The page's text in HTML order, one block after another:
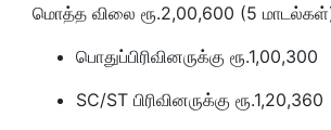
மொத்த விலை ரூ.2,00,600 (5
பொதுப்பிரிவினருக்கு ரூ.1,00,300
SC/ST பிரிவினருக்கு ரூ.1,20,360